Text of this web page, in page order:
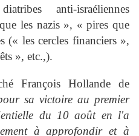
anti-israéliennes
les nazis », « pires que
les cercles financiers »,
», etc.,).
François Hollande de
sa victoire au premier
du 10 août en l'a
à approfondir et à